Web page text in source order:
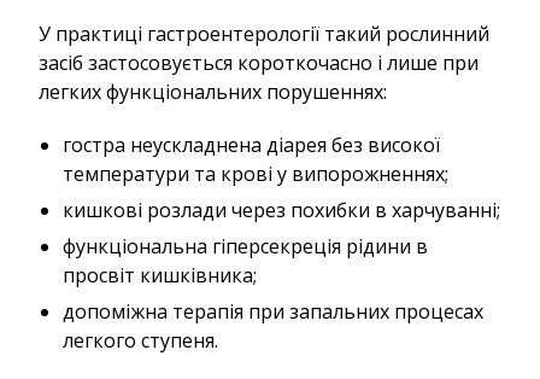
У практиці гастроентерології такий рослинний
засіб застосовується короткочасно і лише при
легких функціональних порушеннях:
гостра неускладнена діарея без високої
температури та крові у випорожненнях;
кишкові розлади через похибки в харчуванні;
функціональна гіперсекреція рідини в
просвіт кишківника;
допоміжна терапія при запальних процесах
легкого ступеня.